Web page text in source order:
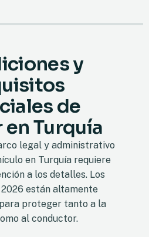
y
de
Turquía
legal y administrativo
en Turquía requiere
a los detalles. Los
están altamente
proteger tanto a la
al conductor.